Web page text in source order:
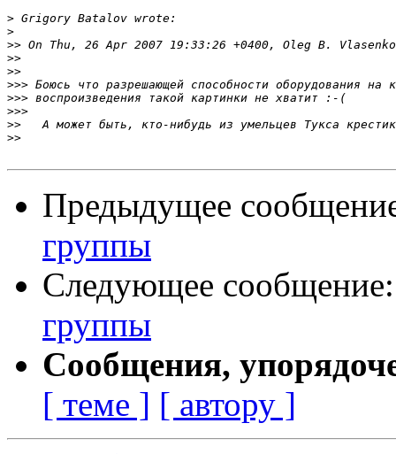
>
>
>>
>>
>>
>>>
>>>
>>>
>>
>>
Предыдущее
группы
Следующее
группы
Сообщения,
[ теме ] [ автору ]